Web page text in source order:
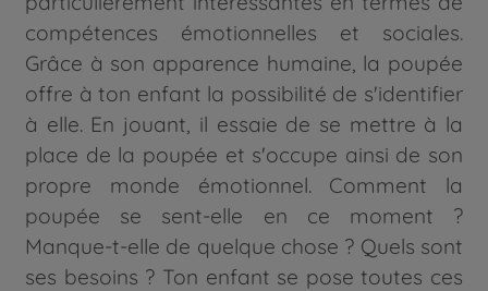
compétences émotionnelles et sociales.
Grâce à son apparence humaine, la poupée
offre à ton enfant la possibilité de s'identifier
à elle. En jouant, il essaie de se mettre à la
place de la poupée et s'occupe ainsi de son
propre monde émotionnel. Comment la
poupée se sent-elle en ce moment ?
Manque-t-elle de quelque chose ? Quels sont
ses besoins ? Ton enfant se pose toutes ces